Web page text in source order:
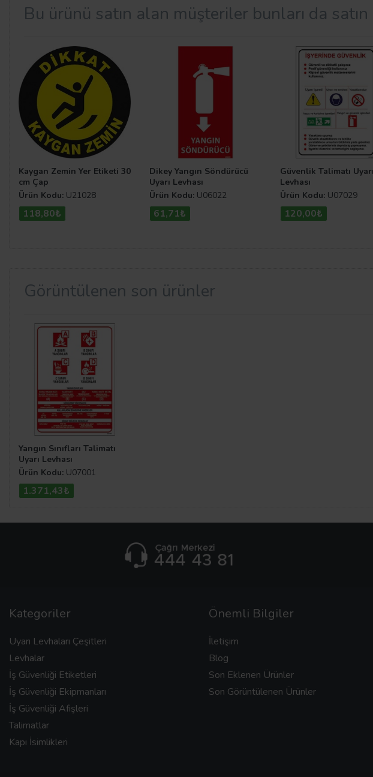
Talimat Levhaları
Bir ürünün nasıl kullanılacağı ve kullanırken nelere dikkat edilmesi
çalışma alanlarındaki işleyiş güvenli bir şekilde devam edebilsin.Talimat
levhası çeşitleri
mize Uyarı Levhaları.com sitemizden ulaşabilir, dilerseniz
Bu ürünü satın alan müşteriler bunları da satın
Kaygan Zemin Yer Etiketi 30
cm Çap
Ürün Kodu: U21028
118,80₺
Dikey Yangın Söndürücü
Uyarı Levhası
Ürün Kodu: U06022
61,71₺
Güvenlik Talimatı Uyarı
Levhası
Ürün Kodu: U07029
120,00₺
Görüntülenen son ürünler
Yangın Sınıfları Talimatı
Uyarı Levhası
Ürün Kodu: U07001
1.371,43₺
Kategoriler
Uyarı Levhaları Çeşitleri
Levhalar
İş Güvenliği Etiketleri
İş Güvenliği Ekipmanları
İş Güvenliği Afişleri
Talimatlar
Kapı İsimlikleri
Önemli Bilgiler
İletişim
Blog
Son Eklenen Ürünler
Son Görüntülenen Ürünler